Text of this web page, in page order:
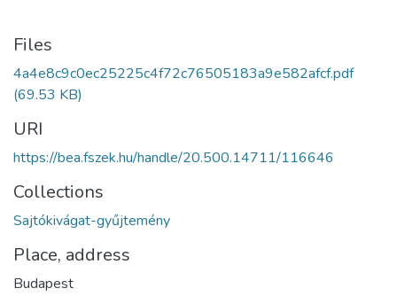
Files
4a4e8c9c0ec25225c4f72c76505183a9e582afcf.pdf
(69.53 KB)
URI
https://bea.fszek.hu/handle/20.500.14711/116646
Collections
Sajtókivágat-gyűjtemény
Place, address
Budapest